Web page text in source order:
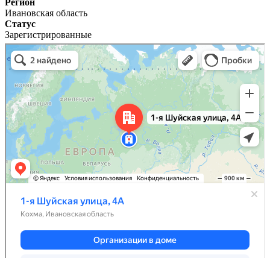
Ивановская область
Статус
Зарегистрированные